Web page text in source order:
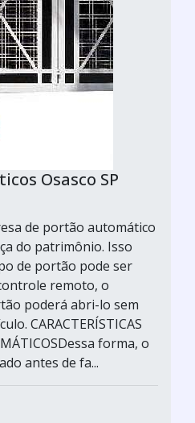
Osasco SP
de portão automático
do patrimônio. Isso
de portão pode ser
remoto, o
poderá abri-lo sem
CARACTERÍSTICAS
forma, o
antes de fa...